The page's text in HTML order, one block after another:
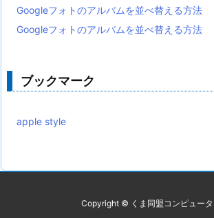
Googleフォトのアルバムを並べ替える方法
Googleフォトのアルバムを並べ替える方法
ブックマーク
apple style
Copyright © くま同盟コンピュー